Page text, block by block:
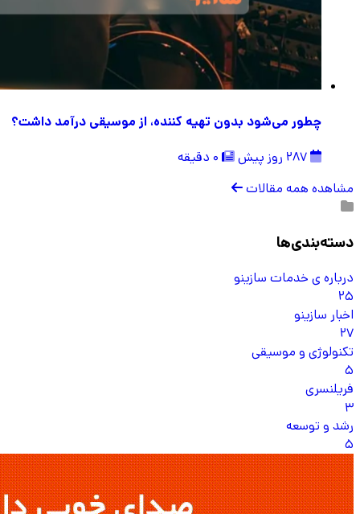
چطور می‌شود بدون تهیه کننده، از موسیقی درآمد داشت؟
مشاهده همه مقالات
دسته‌بندی‌ها
درباره ی خدمات سازینو
25
اخبار سازینو
27
تکنولوژی و موسیقی
5
فریلنسری
3
رشد و توسعه
5